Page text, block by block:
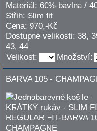
Materiál: 60% bavlna /
Střih: Slim fit
Cena: 970,-Kč
Dostupné velikosti: 38,
43, 44
Velikost:
Množství:
BARVA 105 -